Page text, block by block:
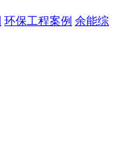
环保工程案例 余能综